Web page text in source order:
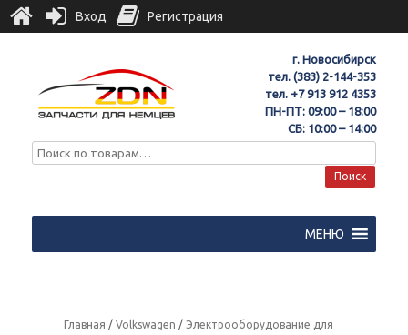
г. Новосибирск
тел. (383) 2-144-353
тел. +7 913 912 4353
ПН-ПТ: 09:00 – 18:00
СБ: 10:00 – 14:00
Поиск
МЕНЮ
Главная / Volkswagen / Электрооборудование для
Вход Регистрация